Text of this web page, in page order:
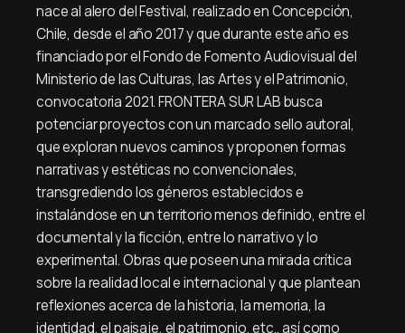
nace al alero del Festival, realizado en Concepción,
Chile, desde el año 2017 y que durante este año es
financiado por el Fondo de Fomento Audiovisual del
Ministerio de las Culturas, las Artes y el Patrimonio,
convocatoria 2021. FRONTERA SUR LAB busca
potenciar proyectos con un marcado sello autoral,
que exploran nuevos caminos y proponen formas
narrativas y estéticas no convencionales,
transgrediendo los géneros establecidos e
instalándose en un territorio menos definido, entre el
documental y la ficción, entre lo narrativo y lo
experimental. Obras que poseen una mirada crítica
sobre la realidad local e internacional y que plantean
reflexiones acerca de la historia, la memoria, la
identidad, el paisaje, el patrimonio, etc., así como